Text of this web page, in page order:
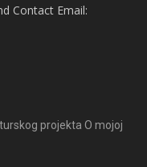
Contact Email:
projekta O mojoj